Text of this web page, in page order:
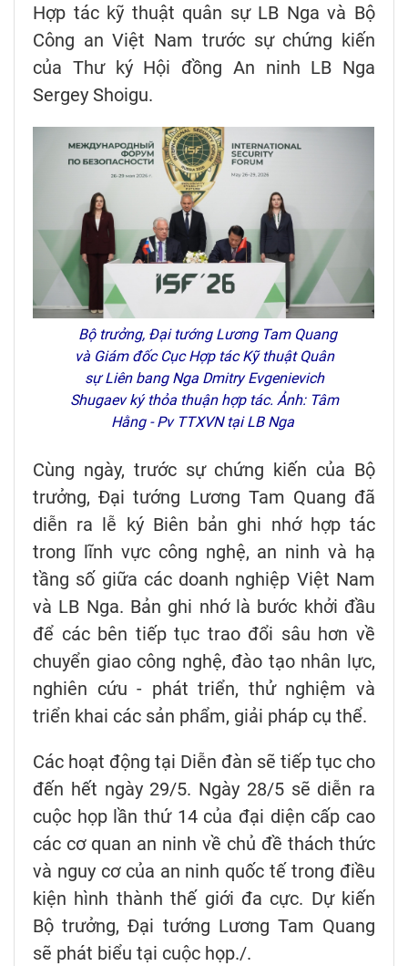
Hợp tác kỹ thuật quân sự LB Nga và Bộ
Công an Việt Nam trước sự chứng kiến
của Thư ký Hội đồng An ninh LB Nga
Sergey Shoigu.
Bộ trưởng, Đại tướng Lương Tam Quang
và Giám đốc Cục Hợp tác Kỹ thuật Quân
sự Liên bang Nga Dmitry Evgenievich
Shugaev ký thỏa thuận hợp tác. Ảnh: Tâm
Hằng - Pv TTXVN tại LB Nga
Cùng ngày, trước sự chứng kiến của Bộ
trưởng, Đại tướng Lương Tam Quang đã
diễn ra lễ ký Biên bản ghi nhớ hợp tác
trong lĩnh vực công nghệ, an ninh và hạ
tầng số giữa các doanh nghiệp Việt Nam
và LB Nga. Bản ghi nhớ là bước khởi đầu
để các bên tiếp tục trao đổi sâu hơn về
chuyển giao công nghệ, đào tạo nhân lực,
nghiên cứu - phát triển, thử nghiệm và
triển khai các sản phẩm, giải pháp cụ thể.
Các hoạt động tại Diễn đàn sẽ tiếp tục cho
đến hết ngày 29/5. Ngày 28/5 sẽ diễn ra
cuộc họp lần thứ 14 của đại diện cấp cao
các cơ quan an ninh về chủ đề thách thức
và nguy cơ của an ninh quốc tế trong điều
kiện hình thành thế giới đa cực. Dự kiến
Bộ trưởng, Đại tướng Lương Tam Quang
sẽ phát biểu tại cuộc họp./.